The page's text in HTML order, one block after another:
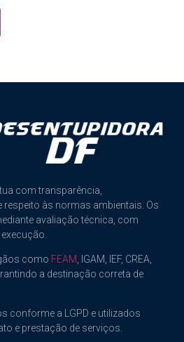
com transparência,
respeito às normas ambientais. Os
avaliação técnica, com
como FEAM , IGAM, IEF, CREA,
a destinação correta de
conforme a LGPD e utilizados
e prestação de serviços.